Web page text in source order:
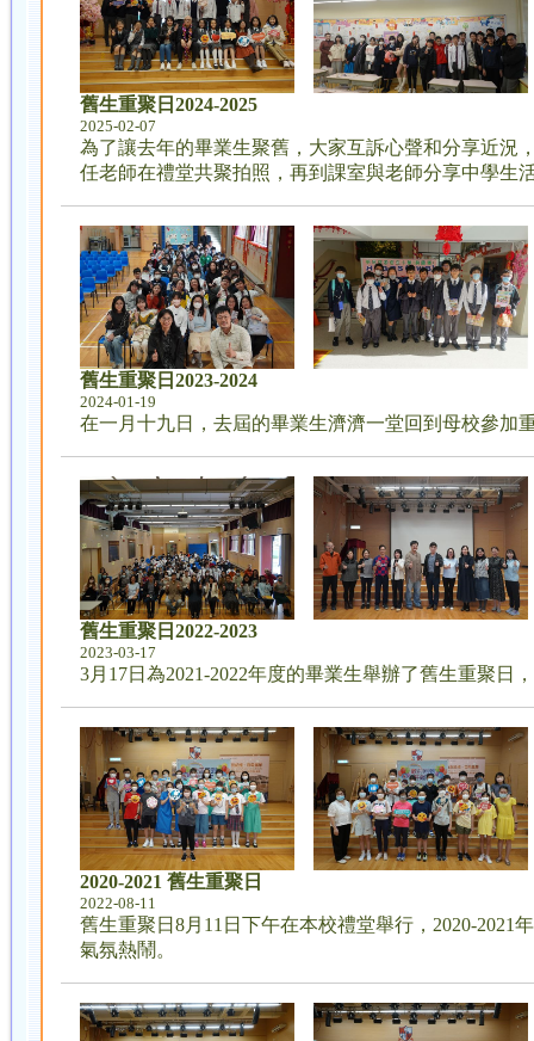
舊生重聚日2024-2025
2025-02-07
為了讓去年的畢業生聚舊，大家互訴心聲和分享近況
任老師在禮堂共聚拍照，再到課室與老師分享中學生
舊生重聚日2023-2024
2024-01-19
在一月十九日，去屆的畢業生濟濟一堂回到母校參加
舊生重聚日2022-2023
2023-03-17
3月17日為2021-2022年度的畢業生舉辦了舊生重聚
2020-2021 舊生重聚日
2022-08-11
舊生重聚日8月11日下午在本校禮堂舉行，2020-
氣氛熱鬧。